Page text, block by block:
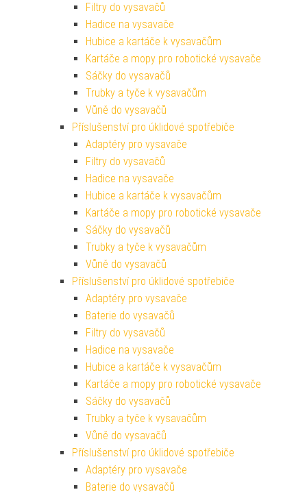
Filtry do vysavačů
Hadice na vysavače
Hubice a kartáče k vysavačům
Kartáče a mopy pro robotické vysavače
Sáčky do vysavačů
Trubky a tyče k vysavačům
Vůně do vysavačů
Příslušenství pro úklidové spotřebiče
Adaptéry pro vysavače
Filtry do vysavačů
Hadice na vysavače
Hubice a kartáče k vysavačům
Kartáče a mopy pro robotické vysavače
Sáčky do vysavačů
Trubky a tyče k vysavačům
Vůně do vysavačů
Příslušenství pro úklidové spotřebiče
Adaptéry pro vysavače
Baterie do vysavačů
Filtry do vysavačů
Hadice na vysavače
Hubice a kartáče k vysavačům
Kartáče a mopy pro robotické vysavače
Sáčky do vysavačů
Trubky a tyče k vysavačům
Vůně do vysavačů
Příslušenství pro úklidové spotřebiče
Adaptéry pro vysavače
Baterie do vysavačů